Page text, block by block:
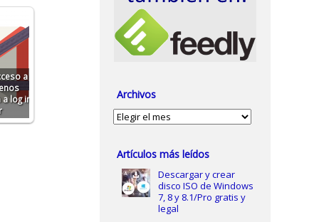
a
log in
Archivos
Archivos
Artículos más leídos
Descargar y crear
disco ISO de Windows
7, 8 y 8.1/Pro gratis y
legal